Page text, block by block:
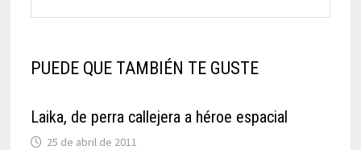
PUEDE QUE TAMBIÉN TE GUSTE
Laika, de perra callejera a héroe espacial
25 de abril de 2011